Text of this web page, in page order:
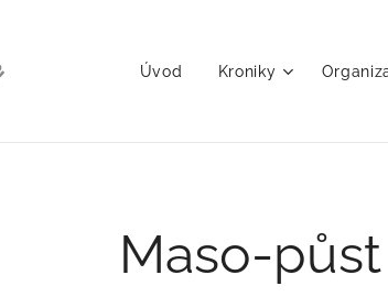
Úvod Kroniky
Maso-půst